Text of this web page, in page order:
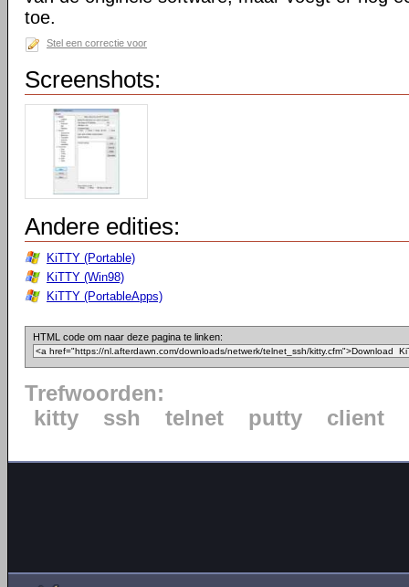
toe.
Stel een correctie voor
Screenshots:
Andere edities:
KiTTY (Portable)
KiTTY (Win98)
KiTTY (PortableApps)
HTML code om naar deze pagina te linken:
Trefwoorden:
kitty
ssh telnet putty client